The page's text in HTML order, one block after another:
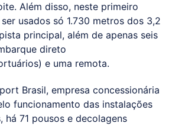
Além disso, neste primeiro
usados só 1.730 metros dos 3,2
principal, além de apenas seis
direto
e uma remota.
Brasil, empresa concessionária
funcionamento das instalações
há 71 pousos e decolagens